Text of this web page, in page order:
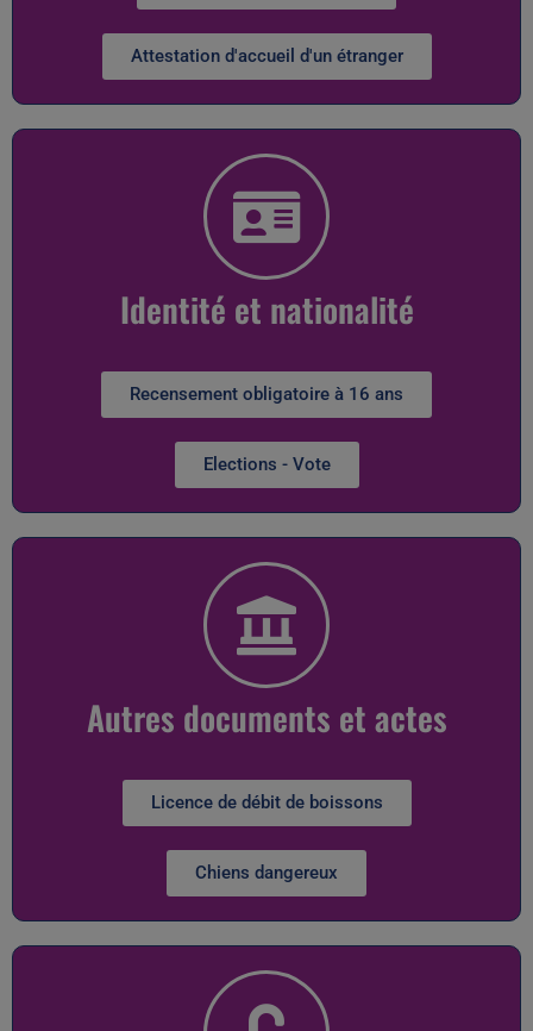
Attestation d'accueil d'un étranger
Identité et nationalité
Recensement obligatoire à 16 ans
Elections - Vote
Autres documents et actes
Licence de débit de boissons
Chiens dangereux